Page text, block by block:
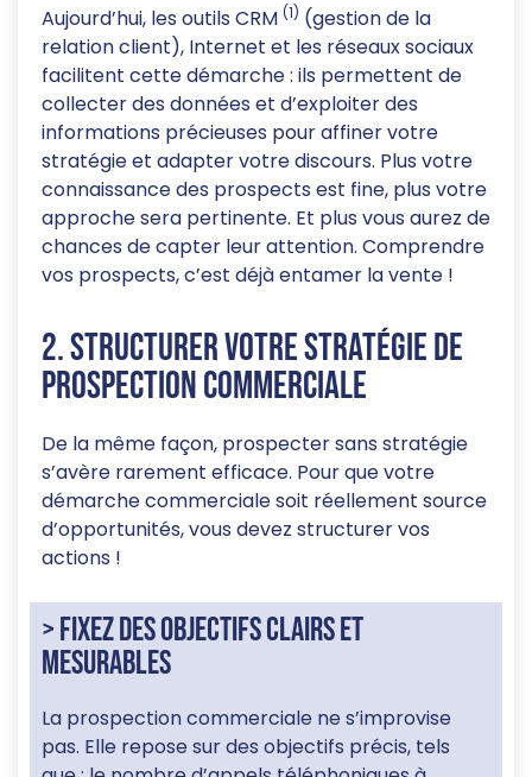
Aujourd’hui, les outils CRM (1) (gestion de la
relation client), Internet et les réseaux sociaux
facilitent cette démarche : ils permettent de
collecter des données et d’exploiter des
informations précieuses pour affiner votre
stratégie et adapter votre discours. Plus votre
connaissance des prospects est fine, plus votre
approche sera pertinente. Et plus vous aurez de
chances de capter leur attention. Comprendre
vos prospects, c’est déjà entamer la vente !
2. Structurer votre stratégie de
prospection commerciale
De la même façon, prospecter sans stratégie
s’avère rarement efficace. Pour que votre
démarche commerciale soit réellement source
d’opportunités, vous devez structurer vos
actions !
> Fixez des objectifs clairs et
mesurables
La prospection commerciale ne s’improvise
pas. Elle repose sur des objectifs précis, tels